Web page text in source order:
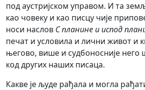
под аустријском управом. И та
као човеку и као писцу чије
носи наслов С планине и испод
печат и условила и лични живот и
његово, више и судбоносније него
код других наших писаца.
Какве је људе рађала и могла